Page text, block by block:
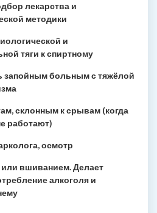
лекарства и
методики
и
тяги к спиртному
запойным больным с тяжёлой
склонным к срывам (когда
работают)
осмотр
вшиванием. Делает
алкоголя и